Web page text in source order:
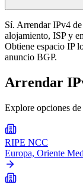
Sí. Arrendar IPv4
alojamiento, ISP y
Obtiene espacio IP
anuncio BGP.
Arrendar
Explore opciones
RIPE NCC
Europa, Oriente